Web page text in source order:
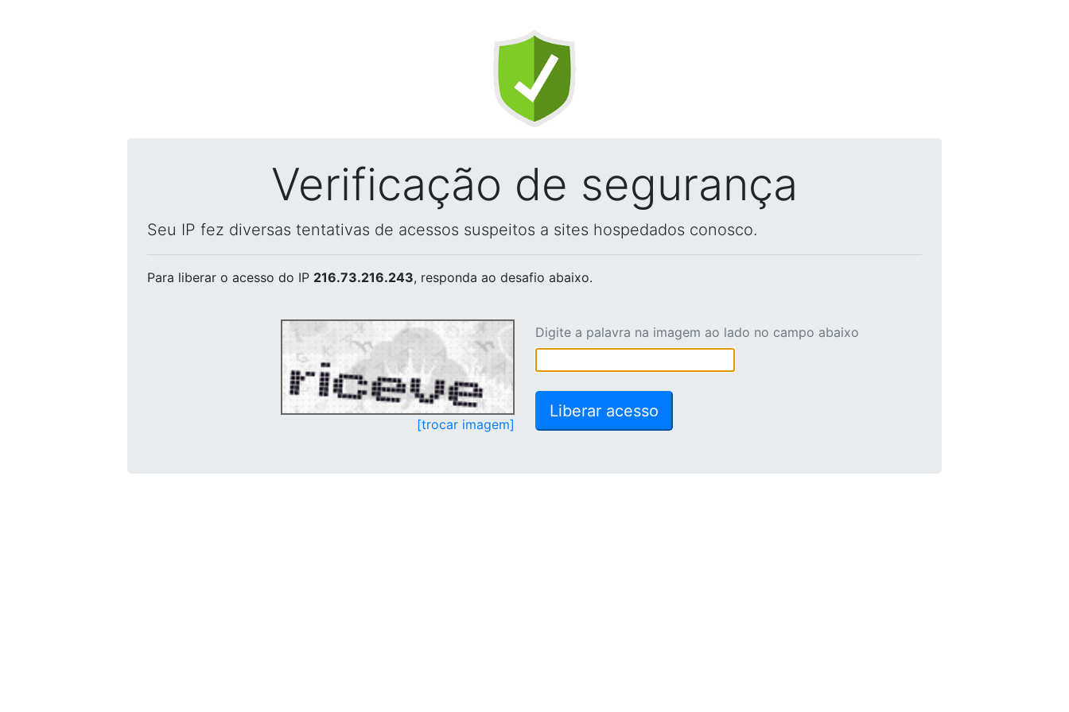
Verificação de segurança
Seu IP fez diversas tentativas de acessos suspeitos a sites hospedados conosco.
Para liberar o acesso do IP 216.73.216.243, responda ao desafio abaixo.
[trocar imagem]
Digite a palavra na imagem ao lado no campo abaixo